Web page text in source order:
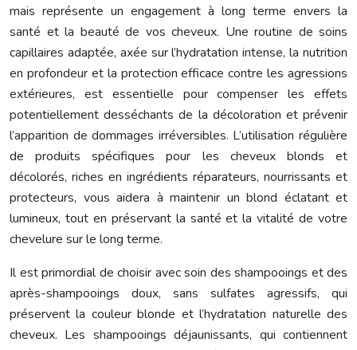
mais représente un engagement à long terme envers la
santé et la beauté de vos cheveux. Une routine de soins
capillaires adaptée, axée sur l’hydratation intense, la nutrition
en profondeur et la protection efficace contre les agressions
extérieures, est essentielle pour compenser les effets
potentiellement desséchants de la décoloration et prévenir
l’apparition de dommages irréversibles. L’utilisation régulière
de produits spécifiques pour les cheveux blonds et
décolorés, riches en ingrédients réparateurs, nourrissants et
protecteurs, vous aidera à maintenir un blond éclatant et
lumineux, tout en préservant la santé et la vitalité de votre
chevelure sur le long terme.
Il est primordial de choisir avec soin des shampooings et des
après-shampooings doux, sans sulfates agressifs, qui
préservent la couleur blonde et l’hydratation naturelle des
cheveux. Les shampooings déjaunissants, qui contiennent